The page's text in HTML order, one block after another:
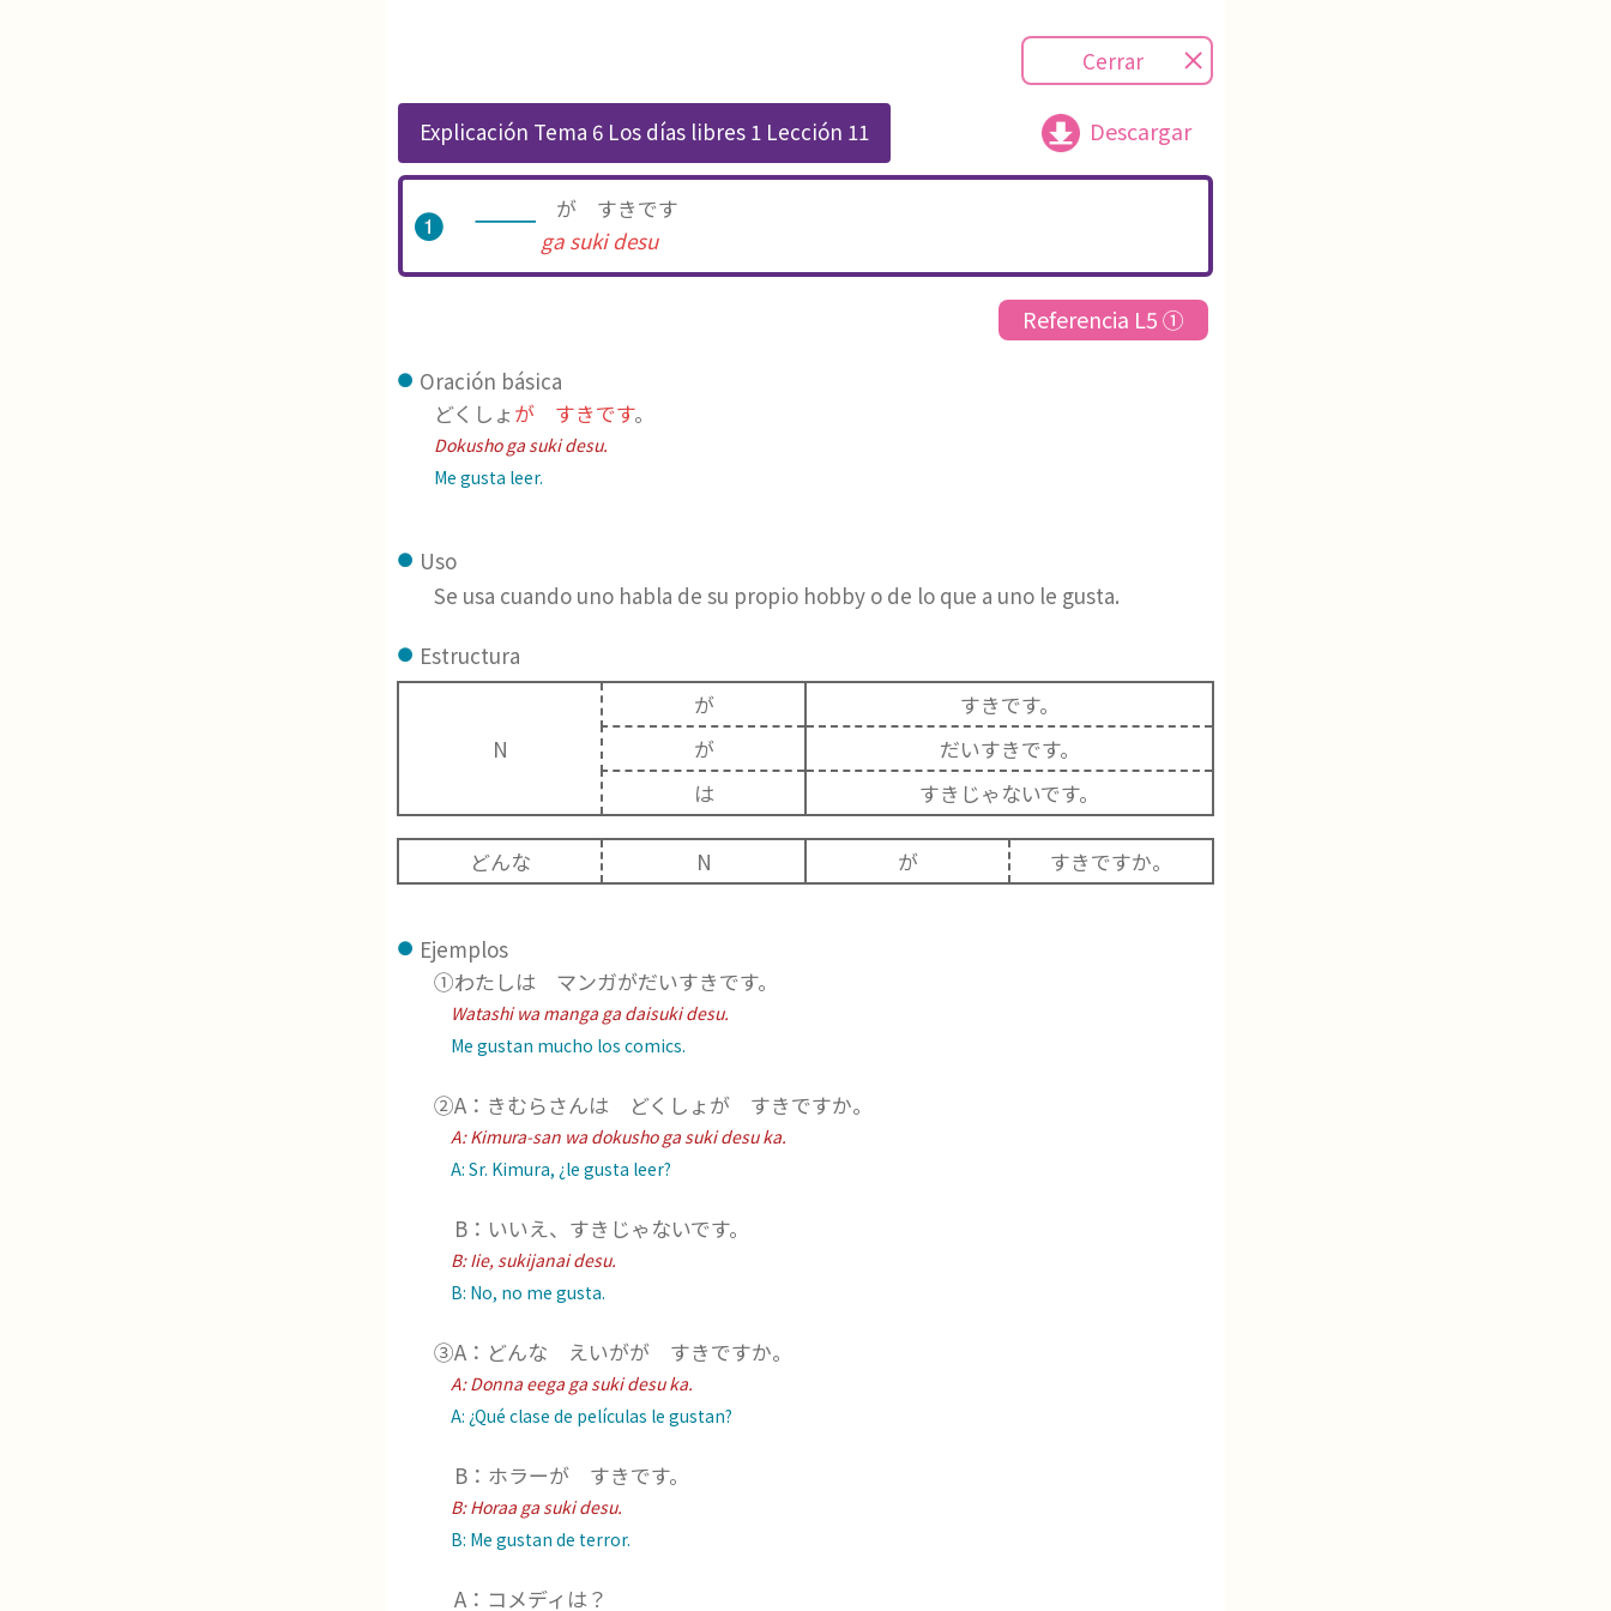
Cerrar
Explicación Tema 6 Los días libres 1 Lección 11 Descargar
が すきです
ga suki desu
Referencia L5 ①
Oración básica
どくしょ が すきです。
Dokusho ga suki desu.
Me gusta leer.
Uso
Se usa cuando uno habla de su propio hobby o de lo que a uno le gusta.
Estructura
が
すきです。
N
が
だいすきです。
は
すきじゃないです。
どんな N が すきですか。
Ejemplos
①わたしは マンガがだいすきです。
Watashi wa manga ga daisuki desu.
Me gustan mucho los comics.
②A：きむらさんは どくしょが すきですか。
A:Kimura-san wa dokusho ga suki desu ka.
A: Sr. Kimura, ¿le gusta leer?
B：いいえ、すきじゃないです。
B:Iie, sukijanai desu.
B: No, no me gusta.
③A：どんな えいがが すきですか。
A:Donna eega ga suki desu ka.
A: ¿Qué clase de películas le gustan?
B：ホラーが すきです。
B:Horaa ga suki desu.
B: Me gustan de terror.
A：コメディは？